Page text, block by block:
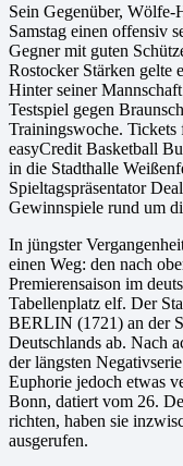
Sein Gegenüber, Wölfe-
Samstag einen offensiv
Gegner mit guten
Rostocker Stärken gelte
Hinter seiner
Testspiel gegen
Trainingswoche. Tickets
easyCredit Basketball
in die Stadthalle
Spieltagspräsentator
Gewinnspiele rund um
In jüngster
einen Weg: den nach
Premierensaison im
Tabellenplatz elf. Der
BERLIN (1721) an der
Deutschlands ab. Nach
der längsten
Euphorie jedoch etwas
Bonn, datiert vom 26.
richten, haben sie
ausgerufen.